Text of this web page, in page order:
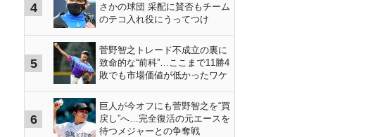
4
さかの球団 采配に賛否もチーム
のテコ入れ役にうってつけ
5
菅野智之トレード不成立の裏に
致命的な“前科”…ここまで11勝4
敗でも市場価値が低かったワケ
6
巨人が今オフにも菅野智之を“買
戻し”へ…完全復活の元エースを
待つメジャーとの争奪戦